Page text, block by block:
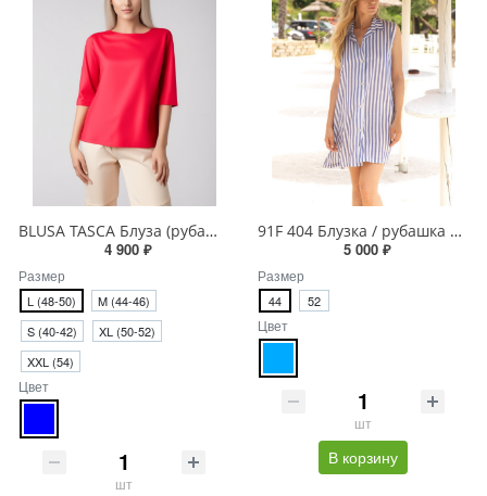
BLUSA TASCA Блуза (рубашка)
4 900 ₽
Размер
L (48-50)
M (44-46)
S (40-42)
XL (50-52)
XXL (54)
Цвет
шт
91F 404 Блузка / рубашка женская
5 000 ₽
Размер
44 52
Цвет
шт
В корзину